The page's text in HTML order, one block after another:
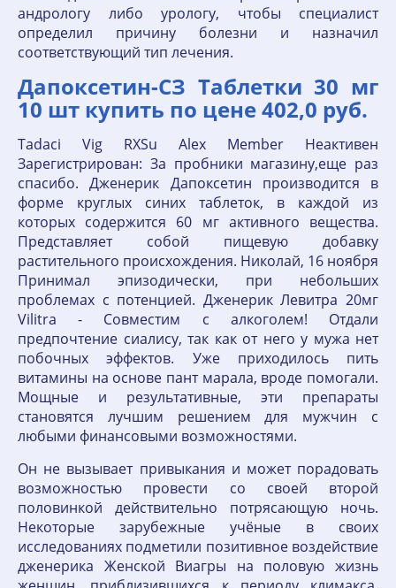
андрологу либо урологу, чтобы специалист
определил причину болезни и назначил
соответствующий тип лечения.
Дапоксетин-СЗ Таблетки 30 мг
10 шт купить по цене 402,0 руб.
Tadaci Vig RXSu Alex Member Неактивен
Зарегистрирован: За пробники магазину,еще раз
спасибо. Дженерик Дапоксетин производится в
форме круглых синих таблеток, в каждой из
которых содержится 60 мг активного вещества.
Представляет собой пищевую добавку
растительного происхождения. Николай, 16 ноября
Принимал эпизодически, при небольших
проблемах с потенцией. Дженерик Левитра 20мг
Vilitra - Совместим с алкоголем! Отдали
предпочтение сиалису, так как от него у мужа нет
побочных эффектов. Уже приходилось пить
витамины на основе пант марала, вроде помогали.
Мощные и результативные, эти препараты
становятся лучшим решением для мужчин с
любыми финансовыми возможностями.
Он не вызывает привыкания и может порадовать
возможностью провести со своей второй
половинкой действительно потрясающую ночь.
Некоторые зарубежные учёные в своих
исследованиях подметили позитивное воздействие
дженерика Женской Виагры на половую жизнь